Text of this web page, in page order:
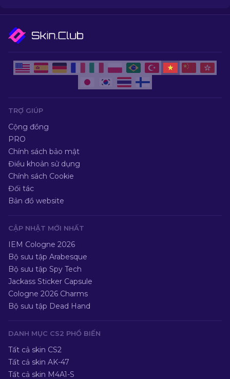
TRỢ GIÚP
Cộng đồng
PRO
Chính sách bảo mật
Điều khoản sử dụng
Chính sách Cookie
Đối tác
Bản đồ website
CẬP NHẬT MỚI NHẤT
IEM Cologne 2026
Bộ sưu tập Arabesque
Bộ sưu tập Spy Tech
Jackass Sticker Capsule
Cologne 2026 Charms
Bộ sưu tập Dead Hand
DANH MỤC CS2 PHỔ BIẾN
Tất cả skin CS2
Tất cả skin AK-47
Tất cả skin M4A1-S